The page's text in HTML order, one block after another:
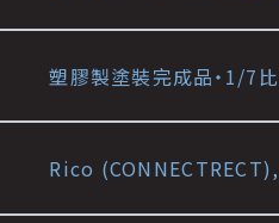
塑膠製塗裝完成品・1/7
Rico